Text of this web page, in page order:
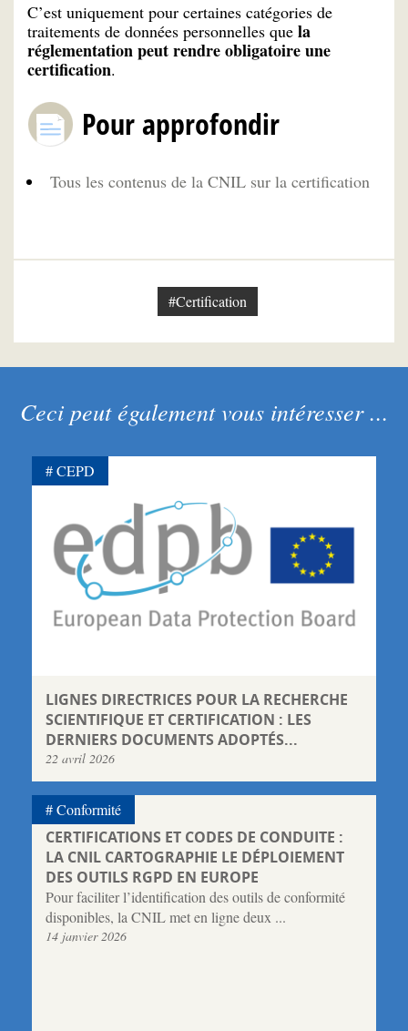
C’est uniquement pour certaines catégories de
traitements de données personnelles que la
réglementation peut rendre obligatoire une
certification.
Pour approfondir
Tous les contenus de la CNIL sur la certification
#Certification
Ceci peut également vous intéresser ...
LIGNES DIRECTRICES POUR LA RECHERCHE
SCIENTIFIQUE ET CERTIFICATION : LES
DERNIERS DOCUMENTS ADOPTÉS...
22 avril 2026
CEPD
CERTIFICATIONS ET CODES DE CONDUITE :
LA CNIL CARTOGRAPHIE LE DÉPLOIEMENT
DES OUTILS RGPD EN EUROPE
Pour faciliter l’identification des outils de conformité
disponibles, la CNIL met en ligne deux ...
14 janvier 2026
Conformité